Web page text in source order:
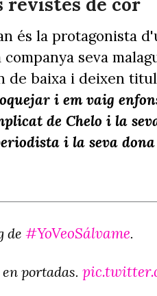
és la protagonista
seva
de baixa i deixen
i em vaig
de Chelo i la
i la seva
de #YoVeoSálvame.
portadas.